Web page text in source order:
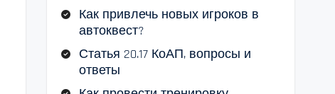
Как привлечь новых игроков в
автоквест?
Статья 20.17 КоАП, вопросы и
ответы